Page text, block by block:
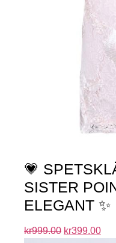
💗
SISTER
ELEGANT ✨
kr999.00 kr399.00